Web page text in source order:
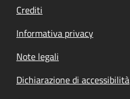
Crediti
Informativa privacy
Note legali
Dichiarazione di accessibilità